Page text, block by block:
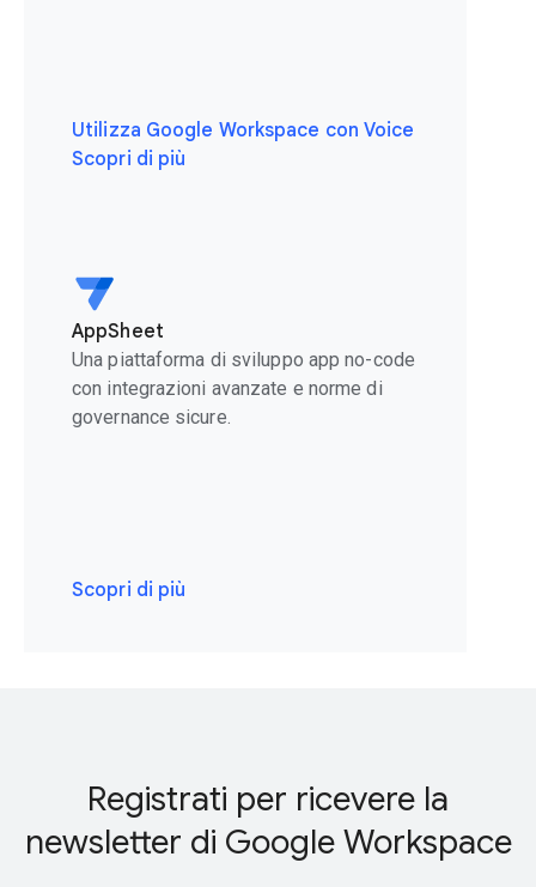
Utilizza Google Workspace con Voice
Scopri di più
AppSheet
Una piattaforma di sviluppo app no-code
con integrazioni avanzate e norme di
governance sicure.
Scopri di più
Registrati per ricevere la
newsletter di Google Workspace